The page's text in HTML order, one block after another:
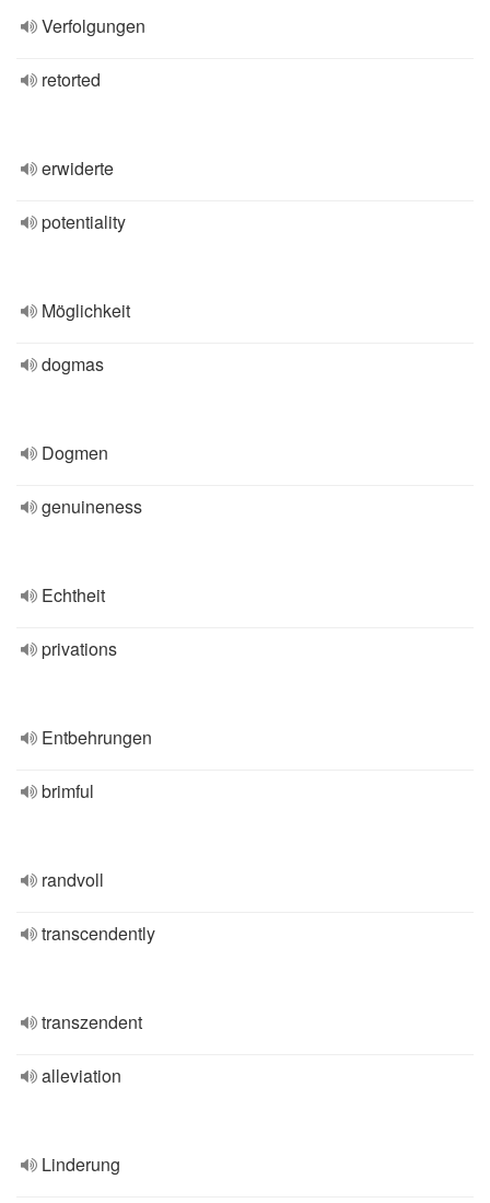
Verfolgungen
retorted
erwiderte
potentiality
Möglichkeit
dogmas
Dogmen
genuineness
Echtheit
privations
Entbehrungen
brimful
randvoll
transcendently
transzendent
alleviation
Linderung